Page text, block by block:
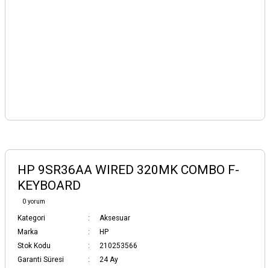
HP 9SR36AA WIRED 320MK COMBO F-
KEYBOARD
0 yorum
Kategori
Aksesuar
Marka
HP
Stok Kodu
210253566
Garanti Süresi
24 Ay